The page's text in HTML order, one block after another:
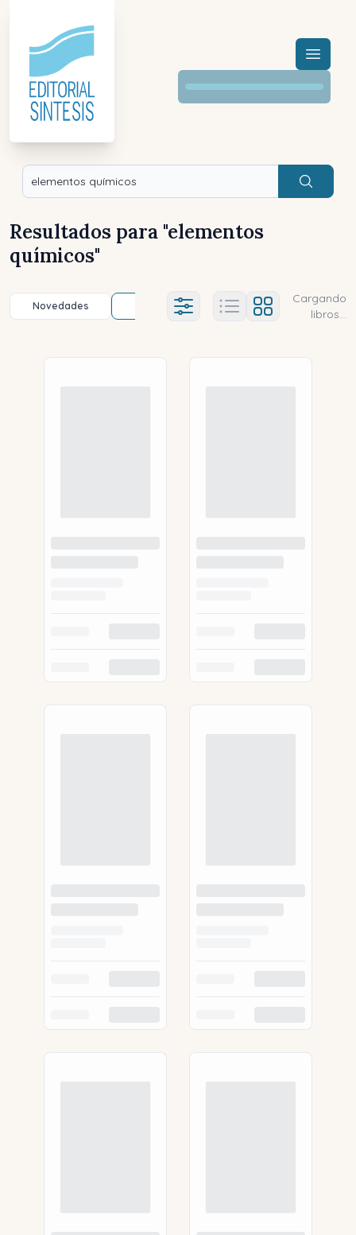
Menú
Buscar
Resultados para "elementos
químicos"
Novedades Título (a-z) Título (z-a)
Ajustes abierto
Cargando
libros...